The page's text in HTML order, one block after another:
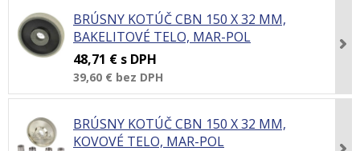
BRÚSNY KOTÚČ CBN 150 X 32 MM,
BAKELITOVÉ TELO, MAR-POL
48,71 € s DPH
39,60 € bez DPH
BRÚSNY KOTÚČ CBN 150 X 32 MM,
KOVOVÉ TELO, MAR-POL